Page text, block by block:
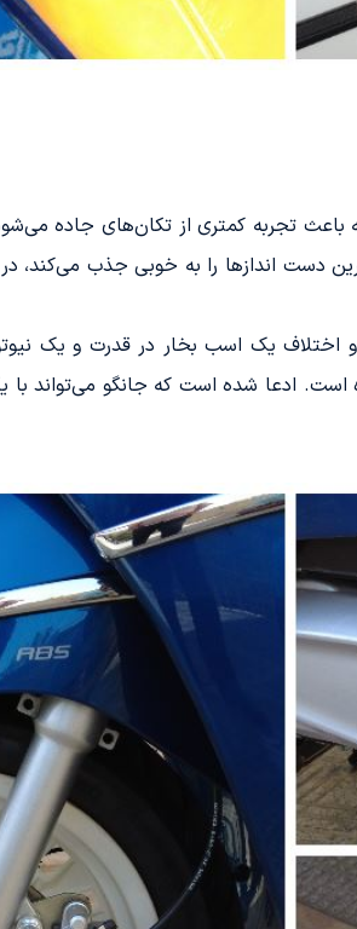
تقریبا 20 سانتیمتر پایین‌تر است که باعث تجربه کمتری
دست اندازها را به خوبی جذب می‌کند،
و اختلاف یک اسب بخار در قدرت و یک